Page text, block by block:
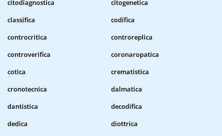
citodiagnostica
citogenetica
classifica
codifica
controcritica
controreplica
controverifica
coronaropatica
cotica
crematistica
cronotecnica
dalmatica
dantistica
decodifica
dedica
diottrica